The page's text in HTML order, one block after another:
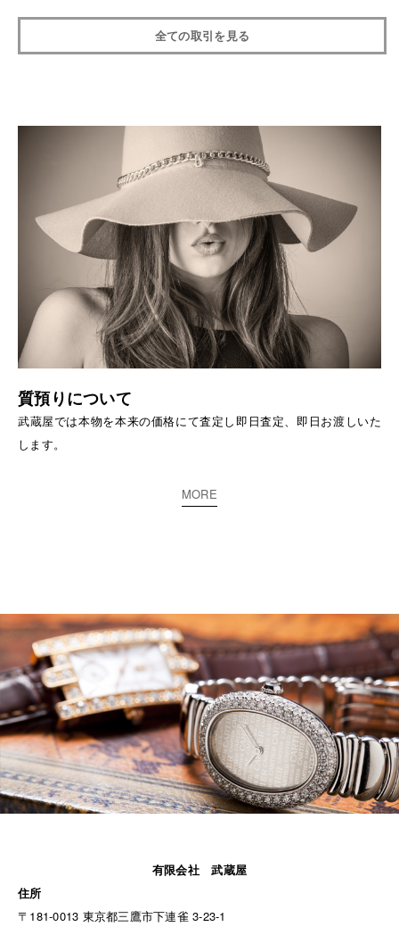
全ての取引を見る
質預りについて
武蔵屋では本物を本来の価格にて査定し即日査定、即日お渡しいた
します。
MORE
有限会社 武蔵屋
住所
〒181-0013 東京都三鷹市下連雀 3-23-1